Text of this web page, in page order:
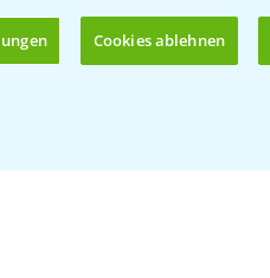
Cookies ablehnen